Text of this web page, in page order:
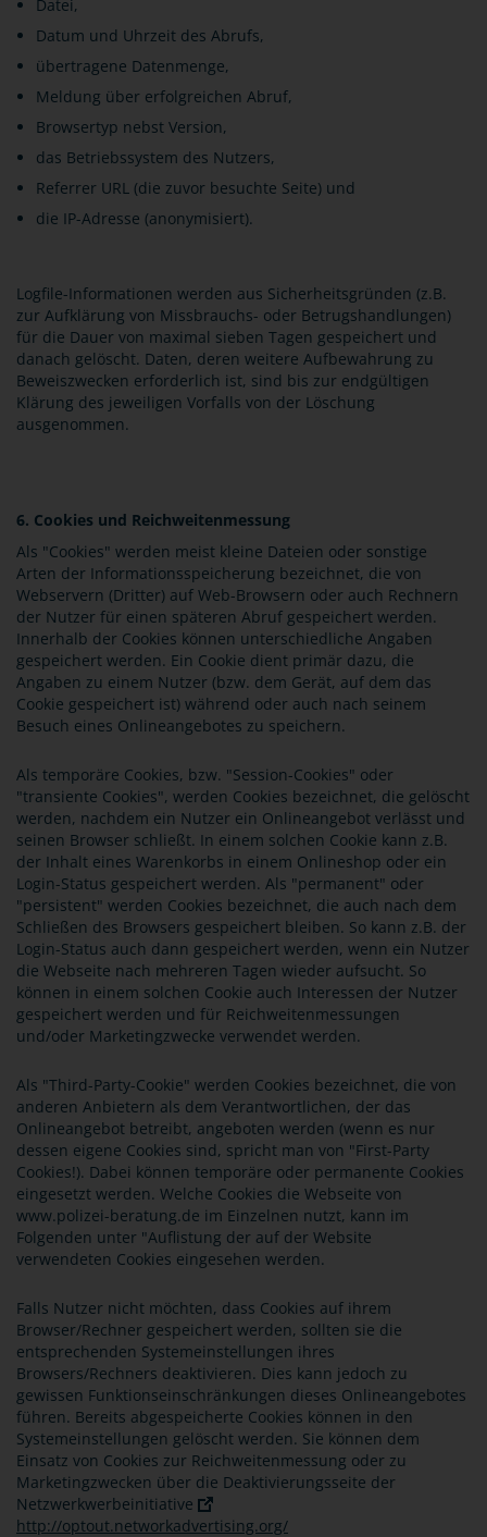
Datei,
Datum und Uhrzeit des Abrufs,
übertragene Datenmenge,
Meldung über erfolgreichen Abruf,
Browsertyp nebst Version,
das Betriebssystem des Nutzers,
Referrer URL (die zuvor besuchte Seite) und
die IP-Adresse (anonymisiert).
Logfile-Informationen werden aus Sicherheitsgründen (z.B.
zur Aufklärung von Missbrauchs- oder Betrugshandlungen)
für die Dauer von maximal sieben Tagen gespeichert und
danach gelöscht. Daten, deren weitere Aufbewahrung zu
Beweiszwecken erforderlich ist, sind bis zur endgültigen
Klärung des jeweiligen Vorfalls von der Löschung
ausgenommen.
6. Cookies und Reichweitenmessung
Als "Cookies" werden meist kleine Dateien oder sonstige
Arten der Informationsspeicherung bezeichnet, die von
Webservern (Dritter) auf Web-Browsern oder auch Rechnern
der Nutzer für einen späteren Abruf gespeichert werden.
Innerhalb der Cookies können unterschiedliche Angaben
gespeichert werden. Ein Cookie dient primär dazu, die
Angaben zu einem Nutzer (bzw. dem Gerät, auf dem das
Cookie gespeichert ist) während oder auch nach seinem
Besuch eines Onlineangebotes zu speichern.
Als temporäre Cookies, bzw. "Session-Cookies" oder
"transiente Cookies", werden Cookies bezeichnet, die gelöscht
werden, nachdem ein Nutzer ein Onlineangebot verlässt und
seinen Browser schließt. In einem solchen Cookie kann z.B.
der Inhalt eines Warenkorbs in einem Onlineshop oder ein
Login-Status gespeichert werden. Als "permanent" oder
"persistent" werden Cookies bezeichnet, die auch nach dem
Schließen des Browsers gespeichert bleiben. So kann z.B. der
Login-Status auch dann gespeichert werden, wenn ein Nutzer
die Webseite nach mehreren Tagen wieder aufsucht. So
können in einem solchen Cookie auch Interessen der Nutzer
gespeichert werden und für Reichweitenmessungen
und/oder Marketingzwecke verwendet werden.
Als "Third-Party-Cookie" werden Cookies bezeichnet, die von
anderen Anbietern als dem Verantwortlichen, der das
Onlineangebot betreibt, angeboten werden (wenn es nur
dessen eigene Cookies sind, spricht man von "First-Party
Cookies!). Dabei können temporäre oder permanente Cookies
eingesetzt werden. Welche Cookies die Webseite von
www.polizei-beratung.de im Einzelnen nutzt, kann im
Folgenden unter "Auflistung der auf der Website
verwendeten Cookies eingesehen werden.
Falls Nutzer nicht möchten, dass Cookies auf ihrem
Browser/Rechner gespeichert werden, sollten sie die
entsprechenden Systemeinstellungen ihres
Browsers/Rechners deaktivieren. Dies kann jedoch zu
gewissen Funktionseinschränkungen dieses Onlineangebotes
führen. Bereits abgespeicherte Cookies können in den
Systemeinstellungen gelöscht werden. Sie können dem
Einsatz von Cookies zur Reichweitenmessung oder zu
Marketingzwecken über die Deaktivierungsseite der
Netzwerkwerbeinitiative
http://optout.networkadvertising.org/